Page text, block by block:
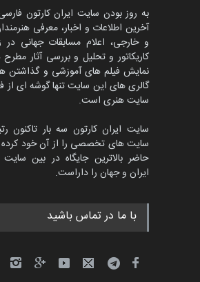
به روز بودن سایت ایران کارتون
آخرین اطلاعات و اخبار، معرفی
و خارجی، اعلام مسابقات جهانی در
کاریکاتور و تحلیل و بررسی آثار مطرح
نمایش فیلم های آموزشی و گذاشتن
گالری های این سایت تنها گوشه ای از
سایت هنری است.
سایت ایران کارتون سه بار تاکنون
سایت های تخصصی را از آن خود
حاضر بالاترین جایگاه در بین
ایران و جهان را داراست.
با ما در تماس باشید